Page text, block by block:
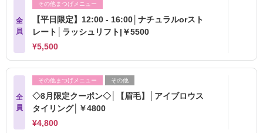
全
員
その他まつげメニュー
【平日限定】12:00 - 16:00│ナチュラルorスト
レート│ラッシュリフト|￥5500
¥5,500
全
員
その他まつげメニュー その他
◇8月限定クーポン◇│【眉毛】│アイブロウス
タイリング│￥4800
¥4,800